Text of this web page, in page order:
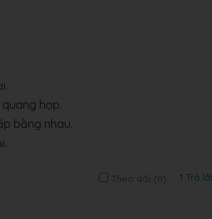
hợp.
bằng nhau.
Theo dõi (0) 1 Trả lời